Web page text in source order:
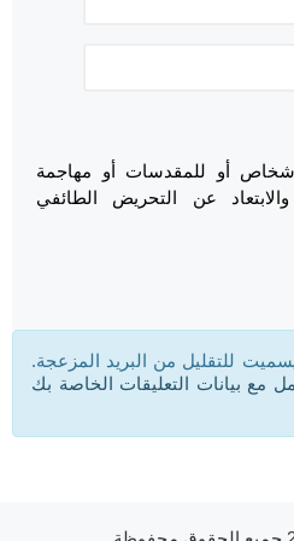
أو للمقدسات أو مهاجمة
والابتعاد عن التحريض الطائفي
للتقليل من البريد المزعجة.
مع بيانات التعليقات الخاصة بك